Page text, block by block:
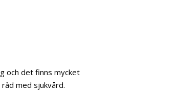
och det finns mycket
med sjukvård.